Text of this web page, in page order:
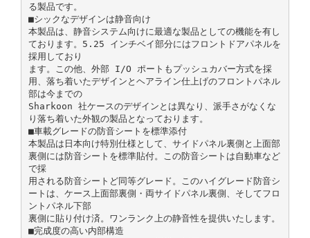
る製品です。
■シックなデザインは静音向け
本製品は、静音システム向けに最適な製品としての機能を有し
ております。5.25 インチベイ部分にはフロントドアパネルを
採用しており
ます。この他、外部 I/O ポートもプッシュカバー方式を採
用、落ち着いたデザインとヘアライン仕上げのフロントパネル
部は今までの
Sharkoon 社ケースのデザインとは異なり、派手さがなくな
り落ち着いた外観の製品となっております。
■車載グレードの防音シートを標準添付
本製品は日本向け特別仕様として、サイドパネル裏側と上面部
裏側には防音シートを標準貼付。この防音シートは自動車など
で採
用される防音シートど同等グレード。このハイグレード防音シ
ートは、ケース上面部裏側・両サイドパネル裏側、そしてフロ
ントパネル下部
裏側に貼り付け済。ワンランク上の静音性を提供いたします。
■完成度の高い内部構造